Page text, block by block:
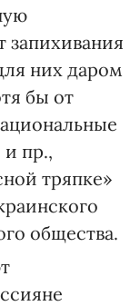
запихивания
них даром
бы от
и пр.,
тряпке»
общества.